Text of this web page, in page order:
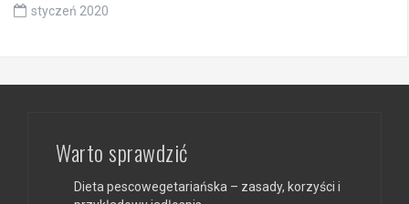
styczeń 2020
Warto sprawdzić
Dieta pescowegetariańska – zasady, korzyści i